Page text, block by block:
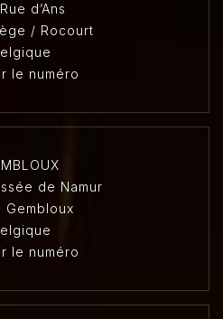
d’Ans
/ Rocourt
le numéro
de Namur
Gembloux
le numéro